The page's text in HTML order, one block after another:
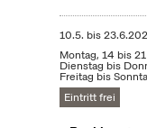
10.5. bis
Montag, 14 bis
Dienstag bis
Freitag bis
Eintritt frei